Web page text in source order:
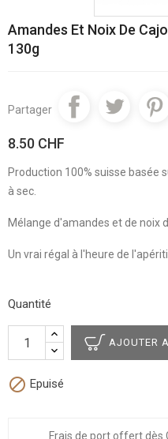
Amandes Et Noix De
130g
Partager
8.50 CHF
Production 100% suisse basée
à sec.
Mélange d'amandes et de noix
Un vrai régal à l'heure de
Quantité
AJOUTER
 Epuisé
Frais de port offert dès